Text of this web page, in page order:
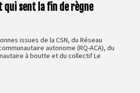
qui sent la fin de règne
issues de la CSN, du Réseau
autonome (RQ-ACA), du
à boutte et du collectif Le